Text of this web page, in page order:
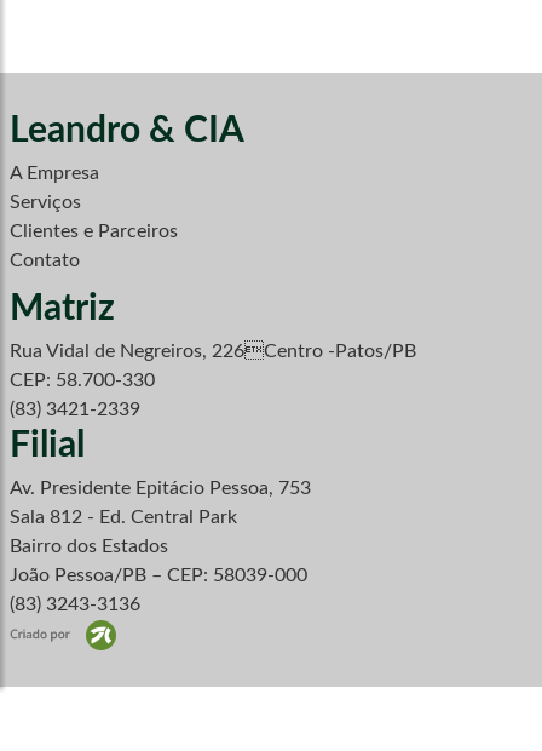
Leandro & CIA
A Empresa
Serviços
Clientes e Parceiros
Contato
Matriz
Rua Vidal de Negreiros, 226Centro -Patos/PB
CEP: 58.700-330
(83) 3421-2339
Filial
Av. Presidente Epitácio Pessoa, 753
Sala 812 - Ed. Central Park
Bairro dos Estados
João Pessoa/PB – CEP: 58039-000
(83) 3243-3136